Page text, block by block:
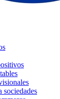
sociedades